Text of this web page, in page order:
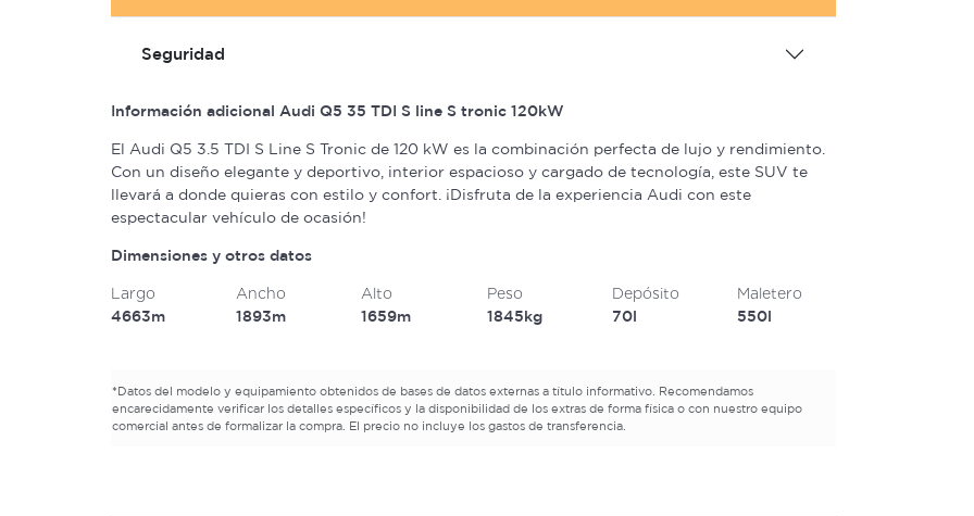
Seguridad
Información adicional Audi Q5 35 TDI S line S tronic 120kW
El Audi Q5 3.5 TDI S Line S Tronic de 120 kW es la combinación perfecta de lujo y rendimiento.
Con un diseño elegante y deportivo, interior espacioso y cargado de tecnología, este SUV te
llevará a donde quieras con estilo y confort. ¡Disfruta de la experiencia Audi con este
espectacular vehículo de ocasión!
Dimensiones y otros datos
Largo
4663m
Ancho
1893m
Alto
1659m
Peso
1845kg
Depósito
70l
Maletero
550l
*Datos del modelo y equipamiento obtenidos de bases de datos externas a título informativo. Recomendamos
encarecidamente verificar los detalles específicos y la disponibilidad de los extras de forma física o con nuestro equipo
comercial antes de formalizar la compra. El precio no incluye los gastos de transferencia.